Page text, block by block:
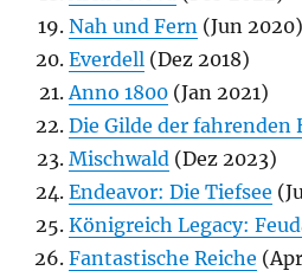
Nah und Fern (Jun 2020)
Everdell (Dez 2018)
Anno 1800 (Jan 2021)
Die Gilde der fahrenden
Mischwald (Dez 2023)
Endeavor: Die Tiefsee
Königreich Legacy:
Fantastische Reiche